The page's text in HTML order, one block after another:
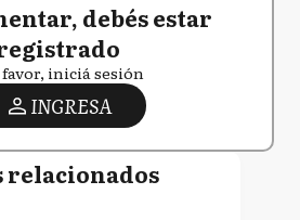
debés estar
iniciá sesión
INGRESA